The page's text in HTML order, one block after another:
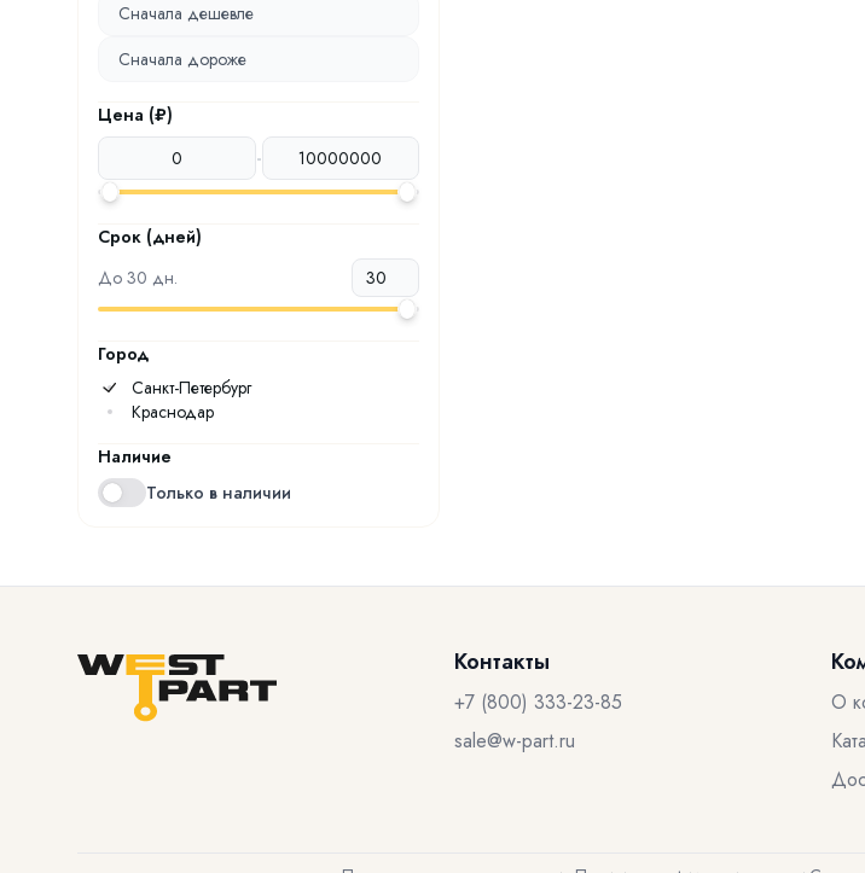
Сначала дешевле
Сначала дороже
Цена (₽)
-
Срок (дней)
До 30 дн.
Город
Санкт-Петербург
Краснодар
Наличие
Только в наличии
Контакты
+7 (800) 333-23-85
sale@w-part.ru
О